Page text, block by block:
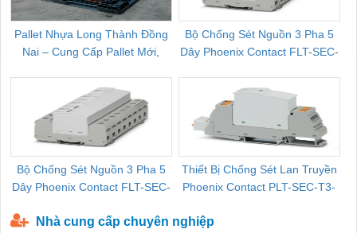
Pallet Nhựa Long Thành Đồng
Nai – Cung Cấp Pallet Mới,
Bộ Chống Sét Nguồn 3 Pha 5
Dây Phoenix Contact FLT-SEC-
Bộ Chống Sét Nguồn 3 Pha 5
Dây Phoenix Contact FLT-SEC-
Thiết Bị Chống Sét Lan Truyền
Phoenix Contact PLT-SEC-T3-
Nhà cung cấp chuyên nghiệp